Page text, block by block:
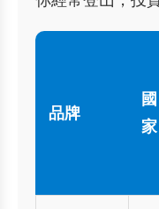
品牌
國
家